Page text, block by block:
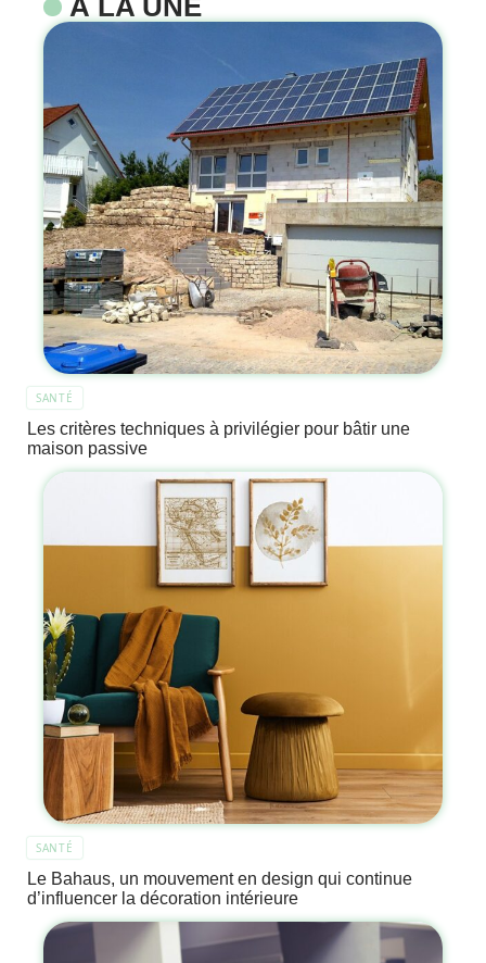
À LA UNE
SANTÉ
Les critères techniques à privilégier pour bâtir une
maison passive
SANTÉ
Le Bahaus, un mouvement en design qui continue
d’influencer la décoration intérieure